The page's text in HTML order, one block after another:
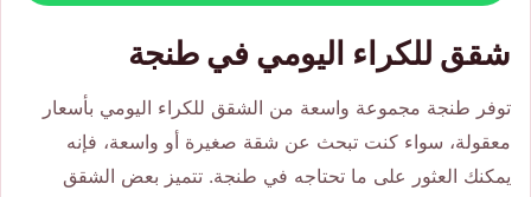
شقق للكراء اليومي في طنجة
توفر طنجة مجموعة واسعة من الشقق للكراء اليومي بأسعار
معقولة، سواء كنت تبحث عن شقة صغيرة أو واسعة، فإنه
يمكنك العثور على ما تحتاجه في طنجة. تتميز بعض الشقق